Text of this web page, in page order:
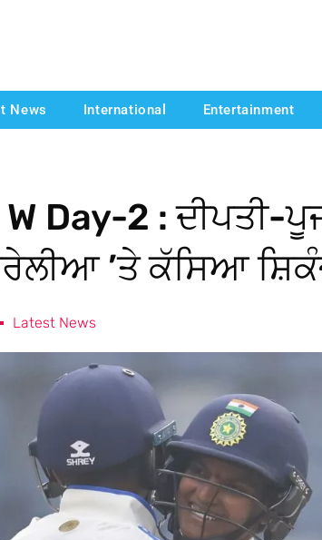
News International Entertainment
Day-2 : ਦੀਪਤੀ-
’ਤੇ ਕੱਸਿਆ
Latest News